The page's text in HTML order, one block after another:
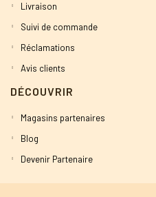
Livraison
Suivi de commande
Réclamations
Avis clients
DÉCOUVRIR
Magasins partenaires
Blog
Devenir Partenaire